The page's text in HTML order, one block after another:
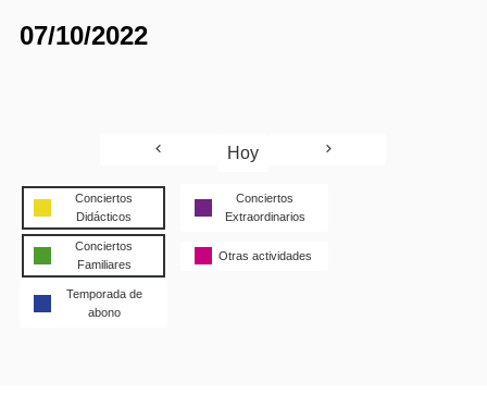
07/10/2022
Hoy
Conciertos
Didácticos
Conciertos
Extraordinarios
Conciertos
Familiares
Otras actividades
Temporada de
abono